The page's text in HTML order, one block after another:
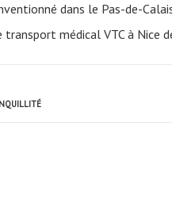
dans le Pas-de-
médical VTC à Nice